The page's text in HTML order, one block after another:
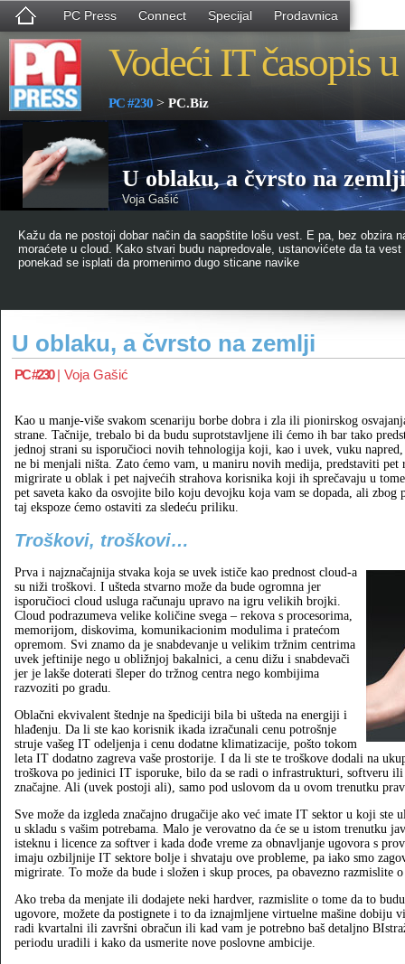
PC Press Connect Specijal Prodavnica
Vodeći IT časopis
PC #230 > PC.Biz
U oblaku, a čvrsto na zemlji
Voja Gašić
Kažu da ne postoji dobar način da saopštite lošu vest. E pa, bez obzira
moraćete u cloud. Kako stvari budu napredovale, ustanovićete da ta
ponekad se isplati da promenimo dugo sticane navike
U oblaku, a čvrsto na zemlji
PC #230| Voja Gašić
Kao u manje-više svakom scenariju borbe dobra i zla ili pionirskog
strane. Tačnije, trebalo bi da budu suprotstavljene ili ćemo ih bar tako
jednoj strani su isporučioci novih tehnologija koji, kao i uvek, vuku
ne bi menjali ništa. Zato ćemo vam, u maniru novih medija, predstaviti pet
migrirate u oblak i pet najvećih strahova korisnika koji ih sprečavaju u
pet saveta kako da osvojite bilo koju devojku koja vam se dopada, ali
taj ekspoze ćemo ostaviti za sledeću priliku.
Troškovi, troškovi…
Prva i najznačajnija stvaka koja se uvek ističe kao prednost cloud-a
su niži troškovi. I ušteda stvarno može da bude ogromna jer
isporučioci cloud usluga računaju upravo na igru velikih brojki.
Cloud podrazumeva velike količine svega – rekova s procesorima,
memorijom, diskovima, komunikacionim modulima i pratećom
opremom. Svi znamo da je snabdevanje u velikim tržnim centrima
uvek jeftinije nego u obližnjoj bakalnici, a cenu dižu i snabdevači
jer je lakše doterati šleper do tržnog centra nego kombijima
razvoziti po gradu.
Oblačni ekvivalent štednje na špediciji bila bi ušteda na energiji i
hlađenju. Da li ste kao korisnik ikada izračunali cenu potrošnje
struje vašeg IT odeljenja i cenu dodatne klimatizacije, pošto tokom
leta IT dodatno zagreva vaše prostorije. I da li ste te troškove dodali na
troškova po jedinici IT isporuke, bilo da se radi o infrastrukturi, softveru ili
značajne. Ali (uvek postoji ali), samo pod uslovom da u ovom trenutku
Sve može da izgleda značajno drugačije ako već imate IT sektor u koji ste
u skladu s vašim potrebama. Malo je verovatno da će se u istom trenutku
isteknu i licence za softver i kada dođe vreme za obnavljanje ugovora s
imaju ozbiljnije IT sektore bolje i shvataju ove probleme, pa iako smo
migrirate. To može da bude i složen i skup proces, pa obavezno razmislite
Ako treba da menjate ili dodajete neki hardver, razmislite o tome da to
ugovore, možete da postignete i to da iznajmljene virtuelne mašine dobiju
radi kvartalni ili završni obračun ili kad vam je potrebno baš detaljno
periodu uradili i kako da usmerite nove poslovne ambicije.